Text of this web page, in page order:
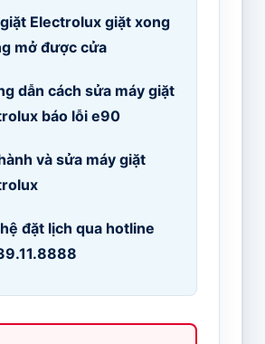
Electrolux giặt xong
mở được cửa
dẫn cách sửa máy giặt
báo lỗi e90
và sửa máy giặt
đặt lịch qua hotline